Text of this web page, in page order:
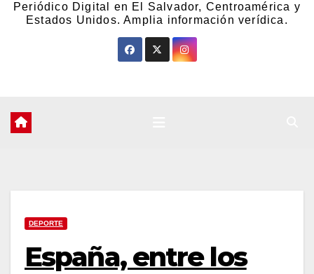
Periódico Digital en El Salvador, Centroamérica y
Estados Unidos. Amplia información verídica.
DEPORTE
España, entre los